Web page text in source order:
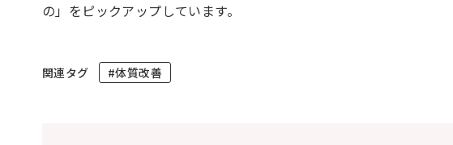
の」をピックアップしています。
関連タグ #体質改善